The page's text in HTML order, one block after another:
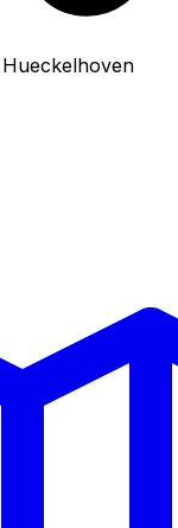
Hueckelhoven